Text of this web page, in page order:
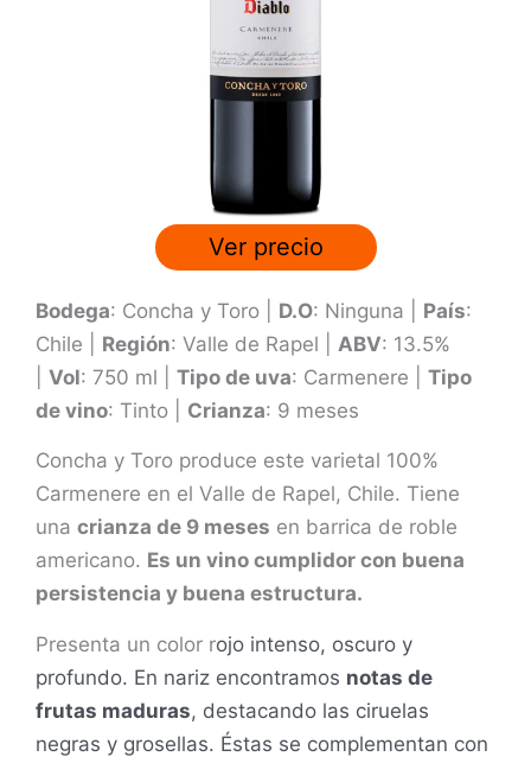
Ver precio
Bodega: Concha y Toro | D.O: Ninguna | País:
Chile | Región: Valle de Rapel | ABV: 13.5%
Vol: 750 ml | Tipo de uva: Carmenere | Tipo
de vino: Tinto | Crianza: 9 meses
Concha y Toro produce este varietal 100%
Carmenere en el Valle de Rapel, Chile. Tiene
una crianza de 9 meses en barrica de roble
americano. Es un vino cumplidor con buena
persistencia y buena estructura.
Presenta un color rojo intenso, oscuro y
profundo. En nariz encontramos notas de
frutas maduras, destacando las ciruelas
negras y grosellas. Éstas se complementan con